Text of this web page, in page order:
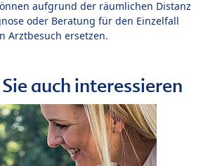
aufgrund der räumlichen Distanz
oder Beratung für den Einzelfall
Arztbesuch ersetzen.
auch interessieren